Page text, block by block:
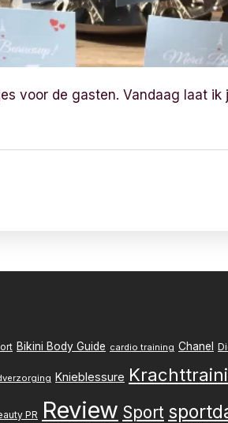
voor de gasten. Vandaag laat
Bikini Body Guide cardio training Chanel
Knieblessure
PR Review Sport